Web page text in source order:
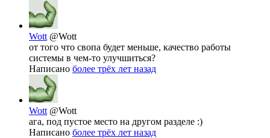
Wott @Wott
от того что свопа будет меньше, качество работы
системы в чем-то улучшиться?
Написано более трёх лет назад
Wott @Wott
ага, под пустое место на другом разделе :)
Написано более трёх лет назад